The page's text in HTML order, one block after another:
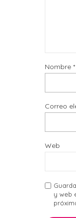
Nombre *
Correo
Web
y web